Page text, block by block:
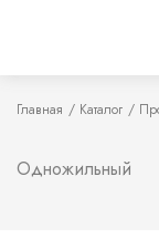
Главная Каталог
Одножильный